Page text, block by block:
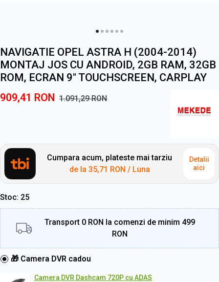
NAVIGATIE OPEL ASTRA H (2004-2014)
MONTAJ JOS CU ANDROID, 2GB RAM, 32GB
ROM, ECRAN 9" TOUCHSCREEN, CARPLAY
909,41 RON 1.091,29RON
Cumpara acum, plateste mai tarziu
de la 35,71 RON / Luna
Detalii
aici
Stoc 25
Transport 0 RON la comenzi de minim 499
RON
🎁 Camera DVR cadou
Camera DVR Dashcam 720P cu ADAS